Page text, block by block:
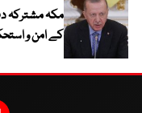
مکہ مشترکہ
کے امن و